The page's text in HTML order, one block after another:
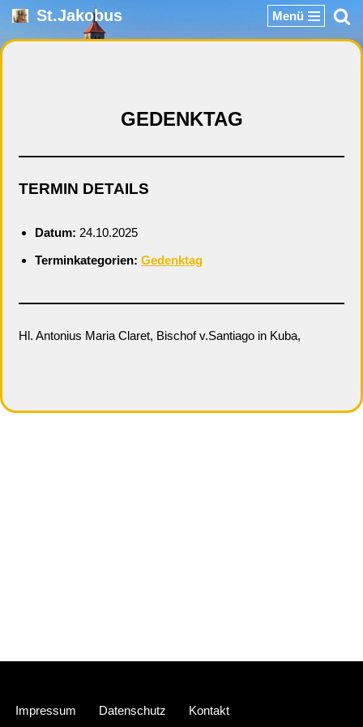
Zum
St.Jakobus Menü
GEDENKTAG
TERMIN DETAILS
Datum: 24.10.2025
Terminkategorien: Gedenktag
Hl. Antonius Maria Claret, Bischof v.Santiago in Kuba,
Impressum Datenschutz Kontakt